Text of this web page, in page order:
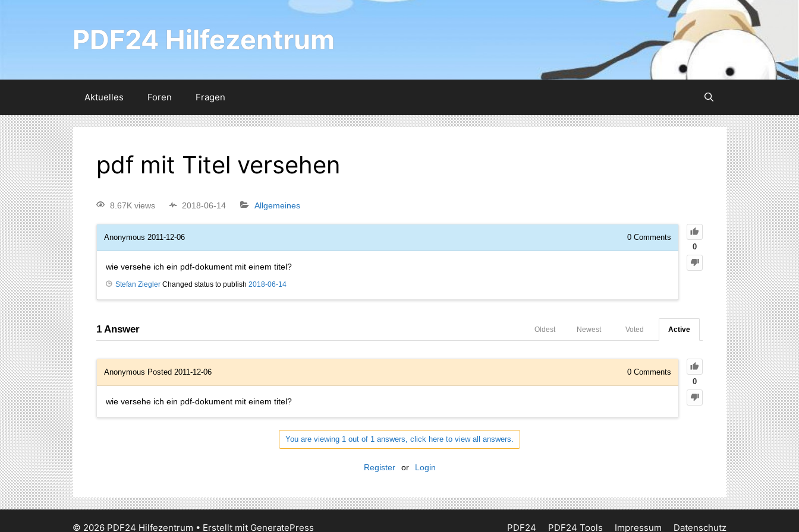
PDF24 Hilfezentrum
Aktuelles Foren Fragen
pdf mit Titel versehen
8.67K views 2018-06-14 Allgemeines
0
Anonymous 2011-12-06 0 Comments
wie versehe ich ein pdf-dokument mit einem titel?
Stefan Ziegler Changed status to publish 2018-06-14
1 Answer Active
Voted
Newest
Oldest
0
Anonymous Posted 2011-12-06 0 Comments
wie versehe ich ein pdf-dokument mit einem titel?
You are viewing 1 out of 1 answers, click here to view all answers.
Register or Login
PDF24 PDF24 Tools Impressum Datenschutz
© 2026 PDF24 Hilfezentrum • Erstellt mit GeneratePress